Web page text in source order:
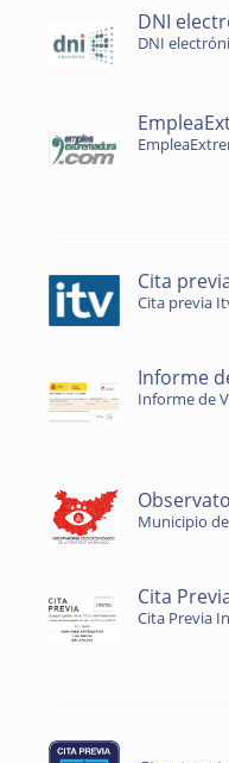
DNI
DNI
Cita
Cita previa
Informe
Informe de
Municipio
Cita
Cita Previa